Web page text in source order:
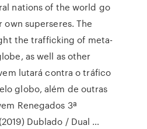
nations of the world go
superseres. The
the trafficking of meta-
as well as other
lutará contra o tráfico
globo, além de outras
Renegados 3ª
Dublado / Dual …